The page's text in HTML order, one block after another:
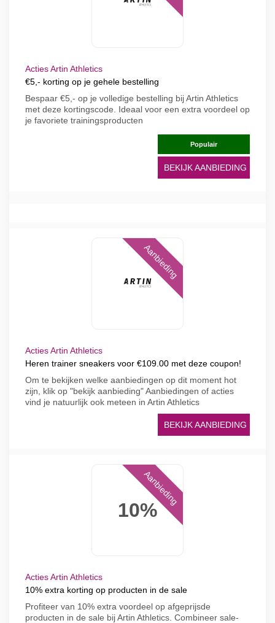
Acties Artin Athletics
€5,- korting op je gehele bestelling
Bespaar €5,- op je volledige bestelling bij Artin Athletics
met deze kortingscode. Ideaal voor een extra voordeel op
je favoriete trainingsproducten
Populair
BEKIJK AANBIEDING
Aanbieding
Acties Artin Athletics
Heren trainer sneakers voor €109.00 met deze coupon!
Om te bekijken welke aanbiedingen op dit moment hot
zijn, klik op "bekijk aanbieding" Aanbiedingen of acties
vind je natuurlijk ook meteen in Artin Athletics
BEKIJK AANBIEDING
10%
Aanbieding
Acties Artin Athletics
10% extra korting op producten in de sale
Profiteer van 10% extra voordeel op afgeprijsde
producten in de sale bij Artin Athletics. Combineer sale-